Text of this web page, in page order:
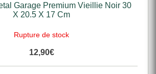
Garage Premium Vieillie Noir 30
X 20.5 X 17 Cm
Rupture de stock
12,90€